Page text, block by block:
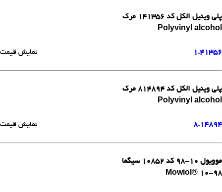
پلی وینیل الکل کد 141356 مرک
Polyvinyl alcohol
1.41356 نمایش قیمت
پلی وینیل الکل کد 814894 مرک
Polyvinyl alcohol
8.14894 نمایش قیمت
موویول 10-98 کد 10852 سیگما
Mowiol® 10-98